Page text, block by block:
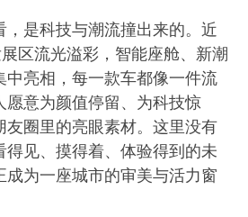
，是科技与潮流撞出来的。近
区流光溢彩，智能座舱、新潮
中亮相，每一款车都像一件流
愿意为颜值停留、为科技惊
友圈里的亮眼素材。这里没有
得见、摸得着、体验得到的未
成为一座城市的审美与活力窗